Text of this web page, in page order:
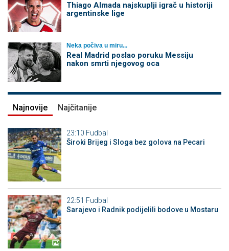
Thiago Almada najskuplji igrač u historiji
argentinske lige
Neka počiva u miru...
Real Madrid poslao poruku Messiju
nakon smrti njegovog oca
Najnovije Najčitanije
23:10 Fudbal
Široki Brijeg i Sloga bez golova na Pecari
22:51 Fudbal
Sarajevo i Radnik podijelili bodove u Mostaru